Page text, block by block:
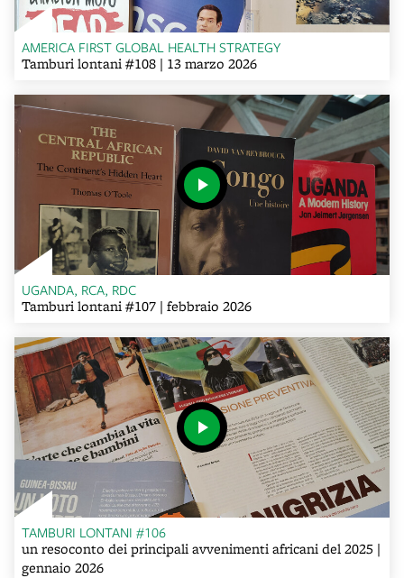
AMERICA FIRST GLOBAL HEALTH STRATEGY
Tamburi lontani #108 | 13 marzo 2026
UGANDA, RCA, RDC
Tamburi lontani #107 | febbraio 2026
TAMBURI LONTANI #106
un resoconto dei principali avvenimenti africani del 2025 |
gennaio 2026